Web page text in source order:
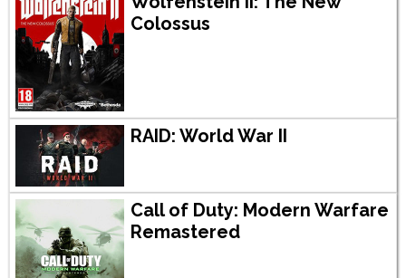
Colossus
RAID: World War II
Call of Duty: Modern Warfare
Remastered